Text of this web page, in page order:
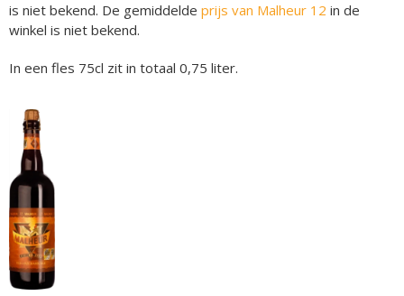
is niet bekend. De gemiddelde prijs van Malheur 12 in de
winkel is niet bekend.
In een fles 75cl zit in totaal 0,75 liter.